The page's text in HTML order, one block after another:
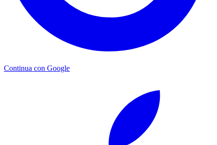
Continua con Google